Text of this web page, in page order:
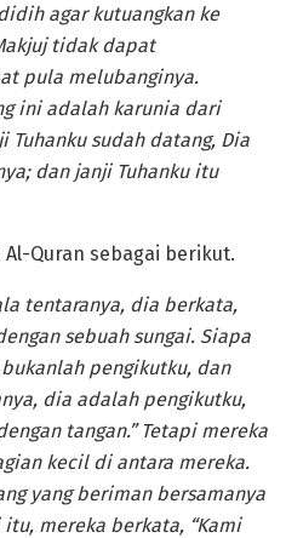
agar kutuangkan ke
tidak dapat
pula melubanginya.
ini adalah karunia dari
Tuhanku sudah datang, Dia
dan janji Tuhanku itu
Quran sebagai berikut.
tentaranya, dia berkata,
sebuah sungai. Siapa
pengikutku, dan
dia adalah pengikutku,
tangan.” Tetapi mereka
kecil di antara mereka.
yang beriman bersamanya
mereka berkata, “Kami